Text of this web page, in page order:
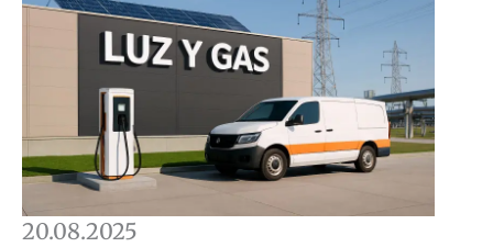
20.08.2025